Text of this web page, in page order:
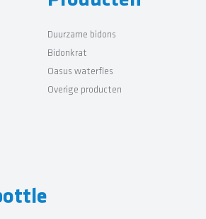
Duurzame bidons
Bidonkrat
Oasus waterfles
Overige producten